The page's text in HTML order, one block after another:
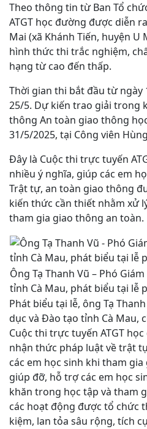
Theo thông tin từ Ban Tổ
ATGT học đường được diễn
Mai (xã Khánh Tiến, huyện U
hình thức thi trắc nghiệm,
hạng từ cao đến thấp.
Thời gian thi bắt đầu từ ngày
25/5. Dự kiến trao giải trong
thông An toàn giao thông
31/5/2025, tại Công viên
Đây là Cuộc thi trực tuyến
nhiều ý nghĩa, giúp các em
Trật tự, an toàn giao thông
kiến thức cần thiết nhằm xử
tham gia giao thông an toàn.
Ông Tạ Thanh Vũ – Phó
tỉnh Cà Mau, phát biểu tại lễ
Phát biểu tại lễ, ông Tạ
dục và Đào tạo tỉnh Cà Mau,
Cuộc thi trực tuyến ATGT
nhận thức pháp luật về trật
các em học sinh khi tham
giúp đỡ, hỗ trợ các em học
khăn trong học tập và tham
các hoạt động được tổ chức
kiệm, lan tỏa sâu rộng, tích